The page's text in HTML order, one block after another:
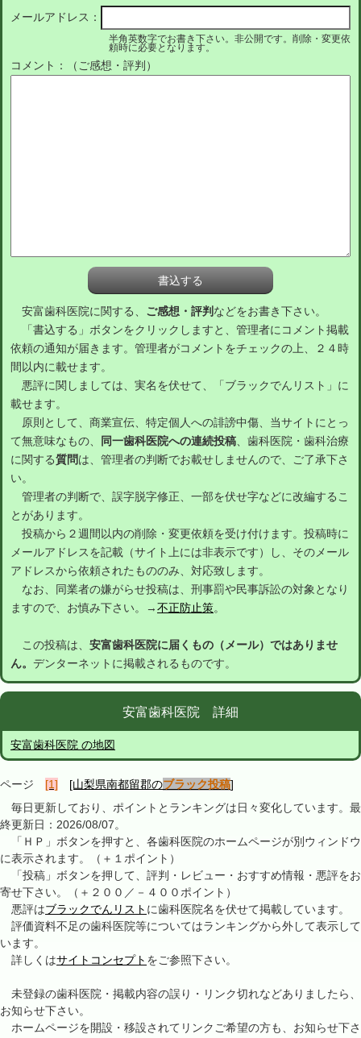
メールアドレス：
半角英数字でお書き下さい。非公開です。削除・変更依
頼時に必要となります。
コメント：（ご感想・評判）
安富歯科医院に関する、 ご感想・評判 などをお書き下さい。
「書込する」ボタンをクリックしますと、管理者にコメント掲載
依頼の通知が届きます。管理者がコメントをチェックの上、２４時
間以内に載せます。
悪評に関しましては、実名を伏せて、「ブラックでんリスト」に
載せます。
原則として、商業宣伝、特定個人への誹謗中傷、当サイトにとっ
て無意味なもの、
同一歯科医院への連続投稿、歯科医院・歯科治療
に関する質問は、管理者の判断でお載せしませんので、ご了承下さ
い。
管理者の判断で、誤字脱字修正、一部を伏せ字などに改編するこ
とがあります。
投稿から２週間以内の削除・変更依頼を受け付けます。投稿時に
メールアドレスを記載（サイト上には非表示です）し、そのメール
アドレスから依頼されたもののみ、対応致します。
なお、同業者の嫌がらせ投稿は、刑事罰や民事訴訟の対象となり
ますので、お慎み下さい。→不正防止策。
この投稿は、 安富歯科医院に届くもの（メール）ではありませ
ん。 デンターネットに掲載されるものです。
安富歯科医院 詳細
安富歯科医院 の地図
ページ [1] [山梨県南都留郡のブラック投稿]
毎日更新しており、ポイントとランキングは日々変化しています。最
終更新日：2026/08/07。
「ＨＰ」ボタンを押すと、各歯科医院のホームページが別ウィンドウ
に表示されます。（＋１ポイント）
「投稿」ボタンを押して、評判・レビュー・おすすめ情報・悪評をお
寄せ下さい。（＋２００／－４００ポイント）
悪評はブラックでんリスト に歯科医院名を伏せて掲載しています。
評価資料不足の歯科医院等についてはランキングから外して表示して
います。
詳しくはサイトコンセプト をご参照下さい。
未登録の歯科医院・掲載内容の誤り・リンク切れなどありましたら、
お知らせ下さい。
ホームページを開設・移設されてリンクご希望の方も、お知らせ下さ